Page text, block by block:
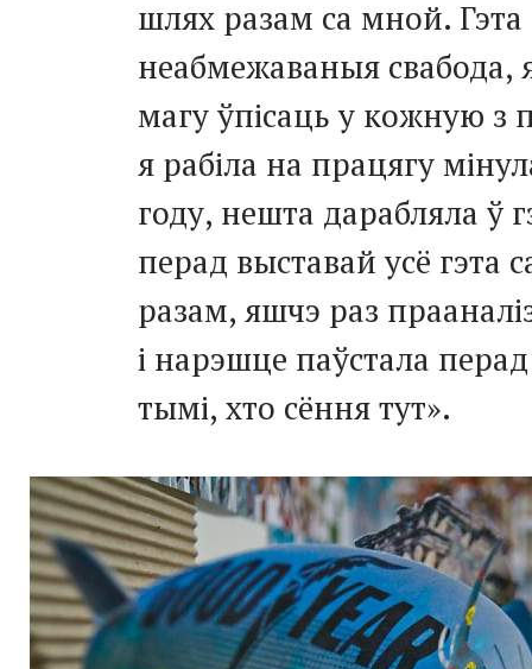
шлях разам са мной. Гэта
неабмежаваныя свабода,
магу ўпісаць у кожную з
я рабіла на працягу
году, нешта дарабляла ў
перад выставай усё гэта
разам, яшчэ раз
і нарэшце паўстала перад
тымі, хто сёння тут».